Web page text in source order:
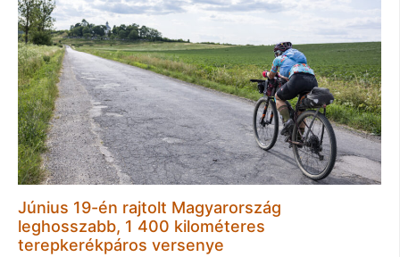
Június 19-én rajtolt Magyarország
leghosszabb, 1 400 kilométeres
terepkerékpáros versenye